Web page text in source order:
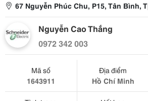
67 Nguyễn Phúc Chu, P15, Tân Bình,
Nguyễn Cao Thắng
0972 342 003
Mã số
1643911
Địa điểm
Hồ Chí Minh